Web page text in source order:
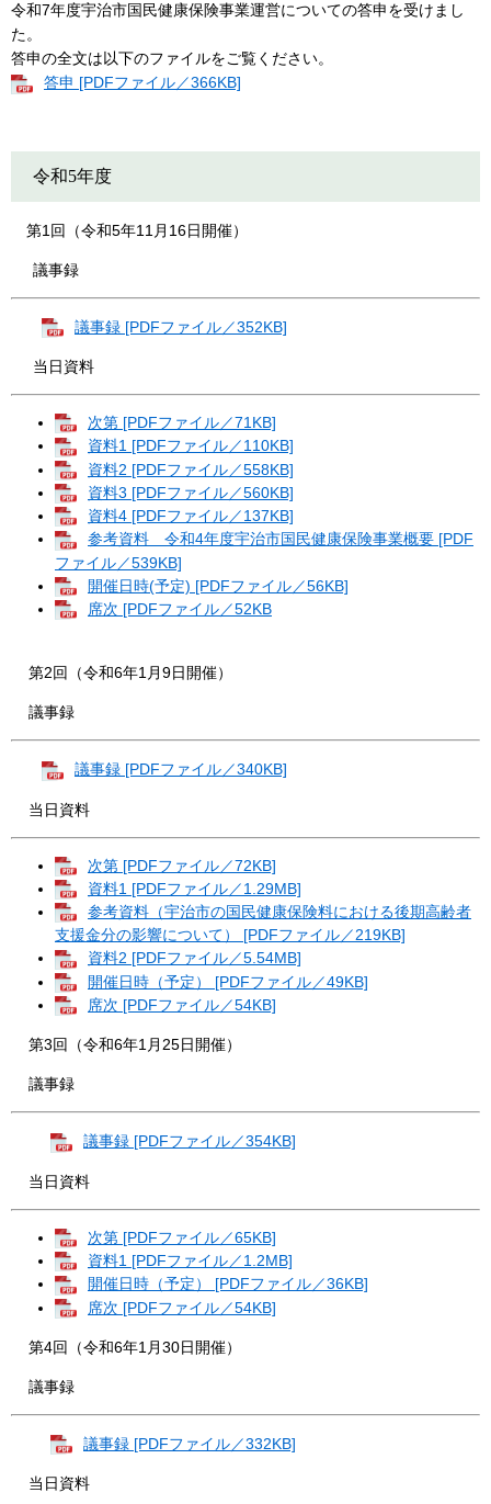
令和7年度宇治市国民健康保険事業運営についての答申を受けまし
た。
答申の全文は以下のファイルをご覧ください。
答申 [PDFファイル／366KB]
令和5年度
第1回（令和5年11月16日開催）
議事録
議事録 [PDFファイル／352KB]
当日資料
次第 [PDFファイル／71KB]
資料1 [PDFファイル／110KB]
資料2 [PDFファイル／558KB]
資料3 [PDFファイル／560KB]
資料4 [PDFファイル／137KB]
参考資料 令和4年度宇治市国民健康保険事業概要 [PDF
ファイル／539KB]
開催日時(予定) [PDFファイル／56KB]
席次 [PDFファイル／52KB
第2回（令和6年1月9日開催）
議事録
議事録 [PDFファイル／340KB]
当日資料​
次第 [PDFファイル／72KB]
資料1 [PDFファイル／1.29MB]
参考資料（宇治市の国民健康保険料における後期高齢者
支援金分の影響について） [PDFファイル／219KB]
資料2 [PDFファイル／5.54MB]
開催日時（予定） [PDFファイル／49KB]
席次 [PDFファイル／54KB]
第3回（令和6年1月25日開催）​
議事録
議事録 [PDFファイル／354KB]
​ 当日資料
次第 [PDFファイル／65KB]
資料1 [PDFファイル／1.2MB]
開催日時（予定） [PDFファイル／36KB]
席次 [PDFファイル／54KB]
第4回（令和6年1月30日開催）
議事録
議事録 [PDFファイル／332KB]
​当日資料